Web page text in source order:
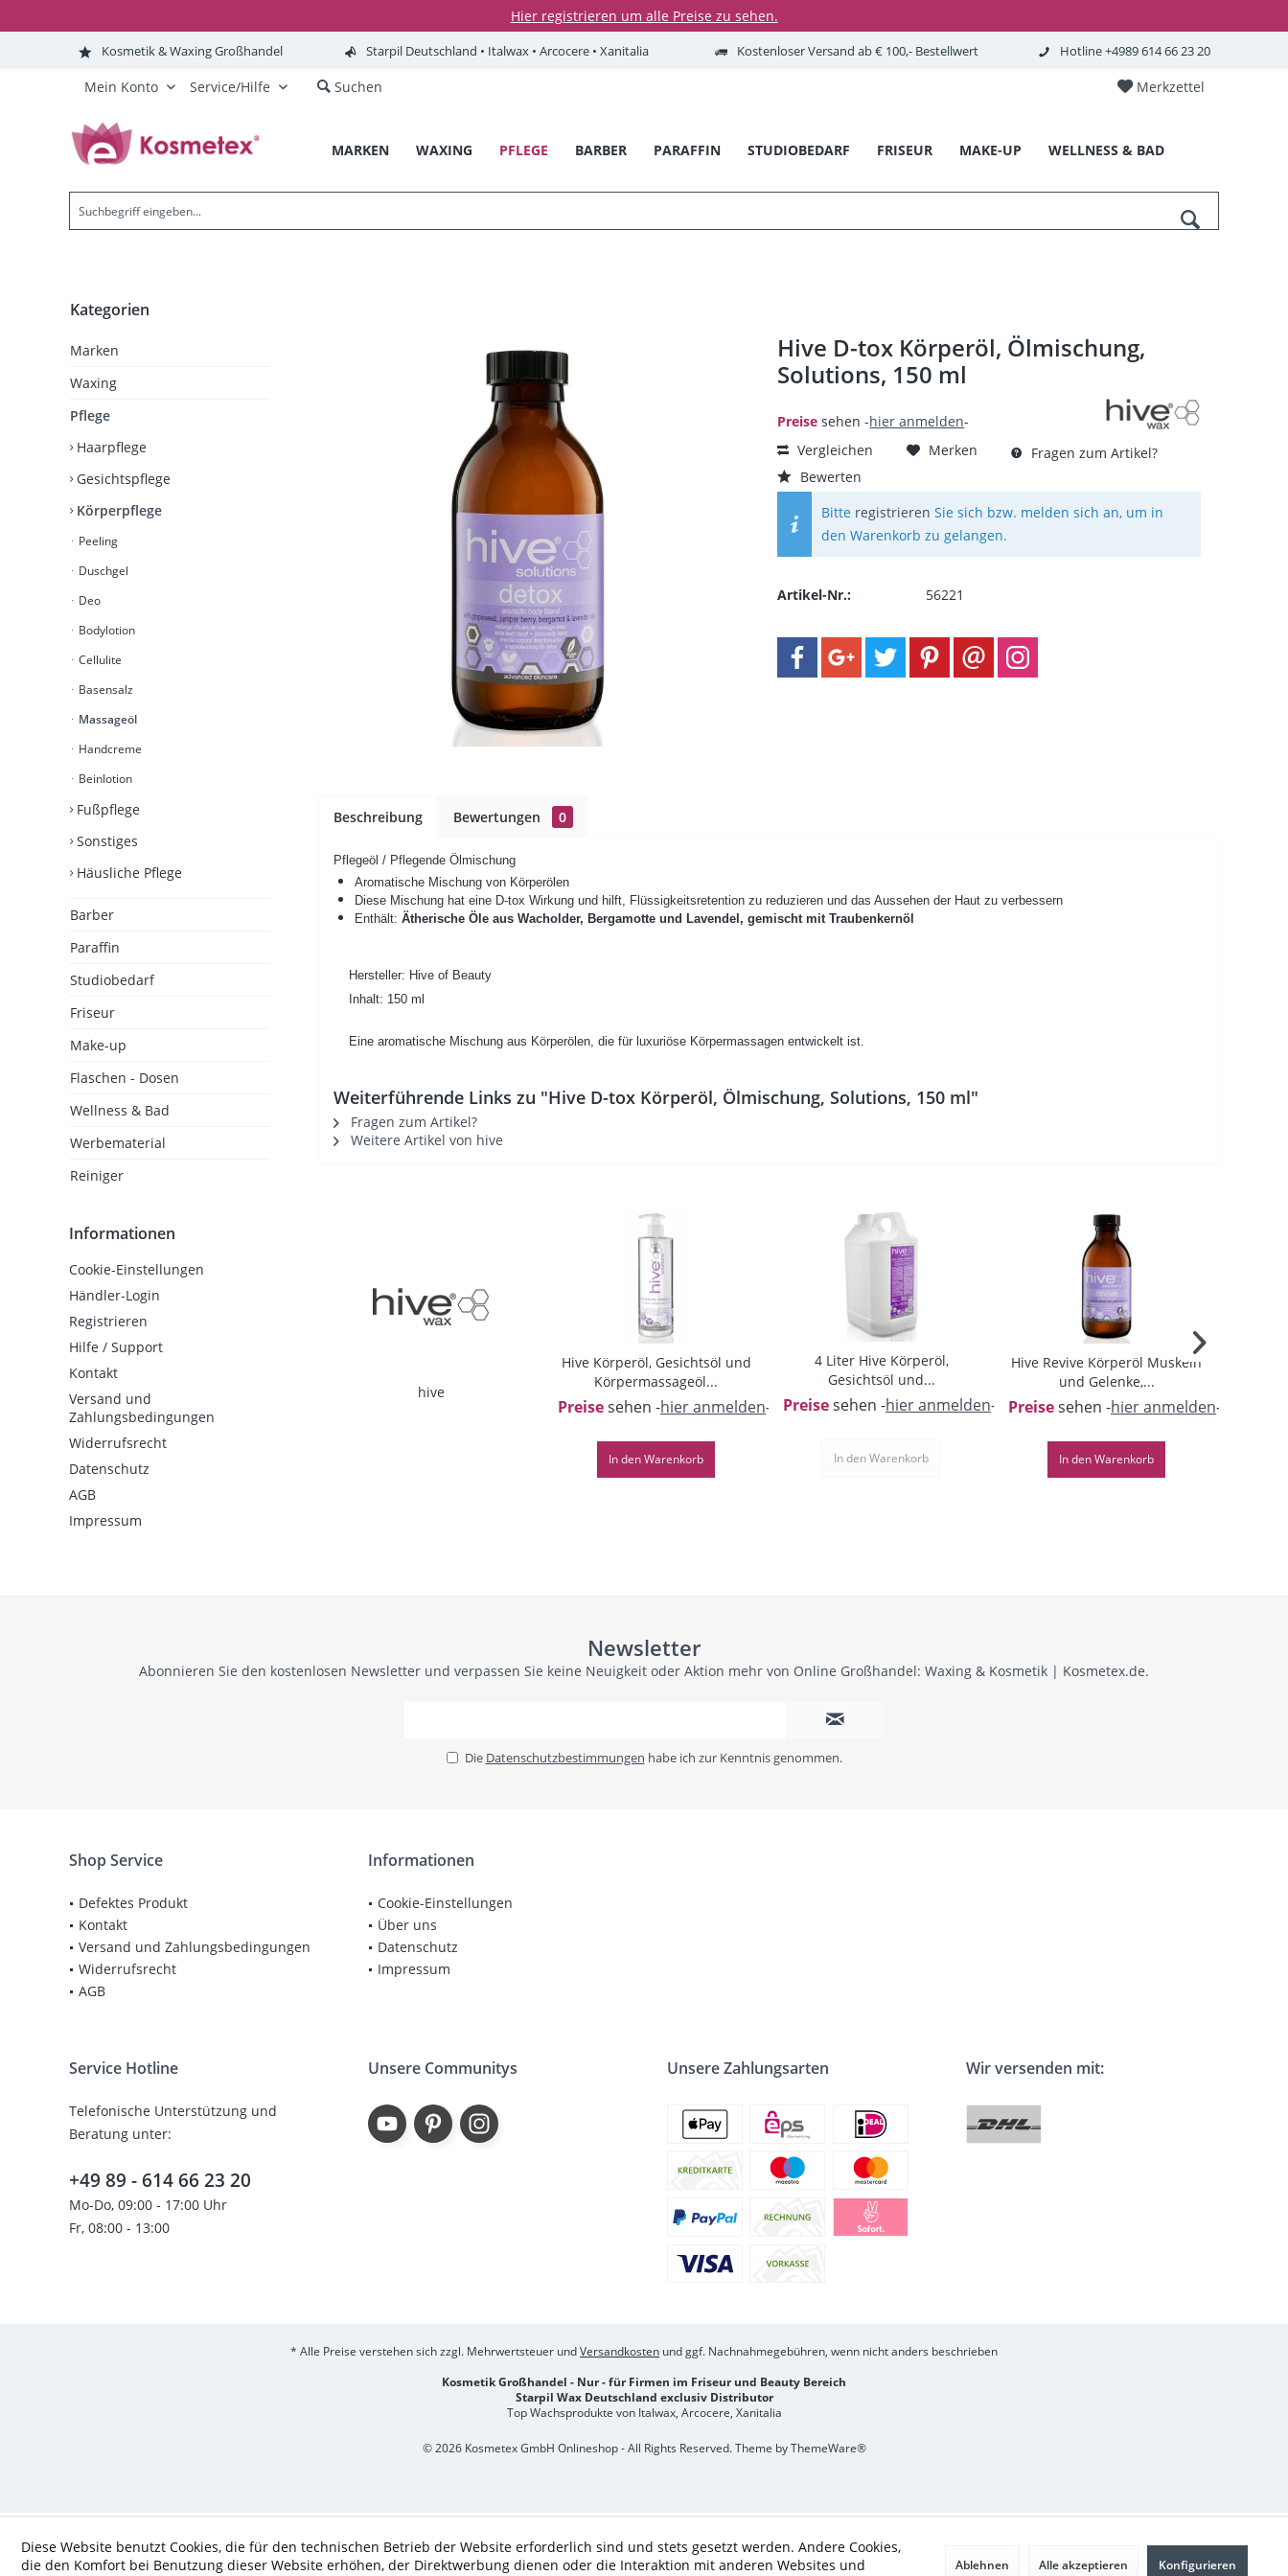
Hier registrieren um alle Preise zu sehen.
Kosmetik & Waxing Großhandel Starpil Deutschland • Italwax • Arcocere • Xanitalia Kostenloser Versand ab € 100,- Bestellwert Hotline +4989 614 66 23 20
Merkzettel
Mein Konto Service/Hilfe Suchen
MARKEN WAXING PFLEGE BARBER PARAFFIN STUDIOBEDARF FRISEUR MAKE-UP WELLNESS & BAD
Kategorien
Marken
Waxing
Pflege
Haarpflege
Gesichtspflege
Körperpflege
Peeling
Duschgel
Deo
Bodylotion
Cellulite
Basensalz
Massageöl
Handcreme
Beinlotion
Fußpflege
Sonstiges
Häusliche Pflege
Barber
Paraffin
Studiobedarf
Friseur
Make-up
Flaschen - Dosen
Wellness & Bad
Werbematerial
Reiniger
Informationen
Cookie-Einstellungen
Händler-Login
Registrieren
Hilfe / Support
Kontakt
Versand und
Zahlungsbedingungen
Widerrufsrecht
Datenschutz
AGB
Impressum
Hive D-tox Körperöl, Ölmischung,
Solutions, 150 ml
Preise sehen -hier anmelden-
Vergleichen
Merken
Fragen zum Artikel?
Bewerten
Bitte registrieren Sie sich bzw. melden sich an, um in
den Warenkorb zu gelangen.
Artikel-Nr.: 56221
Beschreibung Bewertungen 0
Pflegeöl / Pflegende Ölmischung
Aromatische Mischung von Körperölen
Diese Mischung hat eine D-tox Wirkung und hilft, Flüssigkeitsretention zu reduzieren und das Aussehen der Haut zu verbessern
Enthält: Ätherische Öle aus Wacholder, Bergamotte und Lavendel, gemischt mit Traubenkernöl
Hersteller: Hive of Beauty
Inhalt: 150 ml
Eine aromatische Mischung aus Körperölen, die für luxuriöse Körpermassagen entwickelt ist.
Weiterführende Links zu "Hive D-tox Körperöl, Ölmischung, Solutions, 150 ml"
Fragen zum Artikel?
Weitere Artikel von hive
hive
Hive Körperöl, Gesichtsöl und
Körpermassageöl...
Preisesehen -hier anmelden-
In denWarenkorb
4 Liter Hive Körperöl,
Gesichtsöl und...
Preisesehen -hier anmelden-
In denWarenkorb
Hive Revive Körperöl Muskeln
und Gelenke,...
Preisesehen -hier anmelden-
In denWarenkorb
Newsletter
Abonnieren Sie den kostenlosen Newsletter und verpassen Sie keine Neuigkeit oder Aktion mehr von Online Großhandel: Waxing & Kosmetik | Kosmetex.de.
Die Datenschutzbestimmungen habe ich zur Kenntnis genommen.
Shop Service
Defektes Produkt
Kontakt
Versand und Zahlungsbedingungen
Widerrufsrecht
AGB
Informationen
Cookie-Einstellungen
Über uns
Datenschutz
Impressum
Service Hotline
Telefonische Unterstützung und
Beratung unter:
+49 89 - 614 66 23 20
Mo-Do, 09:00 - 17:00 Uhr
Fr, 08:00 - 13:00
Unsere Communitys Unsere Zahlungsarten Wir versenden mit:
* Alle Preise verstehen sich zzgl. Mehrwertsteuer undVersandkosten und ggf. Nachnahmegebühren, wenn nicht anders beschrieben
Kosmetik Großhandel - Nur - für Firmen im Friseur und Beauty Bereich
Starpil Wax Deutschland exclusiv Distributor
Top Wachsprodukte von Italwax, Arcocere, Xanitalia
© 2026 Kosmetex GmbH Onlineshop - All Rights Reserved. Theme byThemeWare®
Diese Website benutzt Cookies, die für den technischen Betrieb der Website erforderlich sind und stets gesetzt werden. Andere Cookies,
die den Komfort bei Benutzung dieser Website erhöhen, der Direktwerbung dienen oder die Interaktion mit anderen Websites und
Ablehnen Alle akzeptieren Konfigurieren